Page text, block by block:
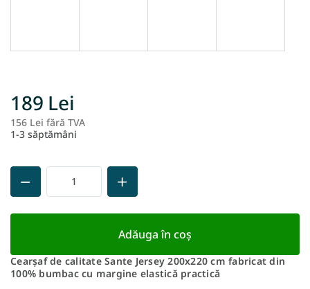
189 Lei
156 Lei fără TVA
1-3 săptămâni
Adăuga în coş
Cearșaf de calitate Sante Jersey 200x220 cm fabricat din
100% bumbac cu margine elastică practică